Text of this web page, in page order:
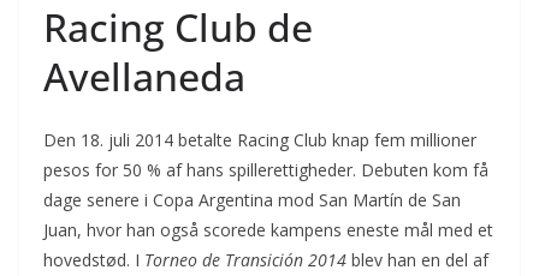
Racing Club de
Avellaneda
Den 18. juli 2014 betalte Racing Club knap fem millioner
pesos for 50 % af hans spillerettigheder. Debuten kom få
dage senere i Copa Argentina mod San Martín de San
Juan, hvor han også scorede kampens eneste mål med et
hovedstød. I Torneo de Transición 2014 blev han en del af